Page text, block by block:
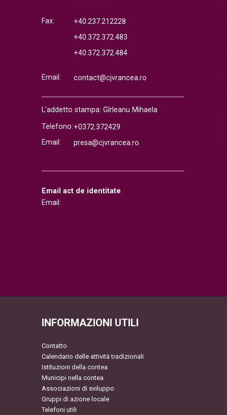
Fax:
+40.237.212228
+40.372.372.483
+40.372.372.484
Email: contact@cjvrancea.ro
L'addetto stampa: Gîrleanu Mihaela
Telefono:+0372.372429
Email:
presa@cjvrancea.ro
Email act de identitate
Email:
INFORMAZIONI UTILI
Contatto
Calendario delle attività tradizionali
Istituzioni della contea
Municipi nella contea
Associazioni di sviluppo
Gruppi di azione locale
Telefoni utili